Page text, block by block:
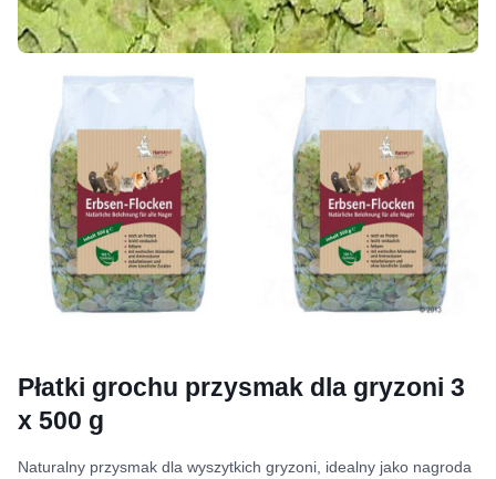
Płatki grochu przysmak dla gryzoni 3
x 500 g
Naturalny przysmak dla wyszytkich gryzoni, idealny jako nagroda